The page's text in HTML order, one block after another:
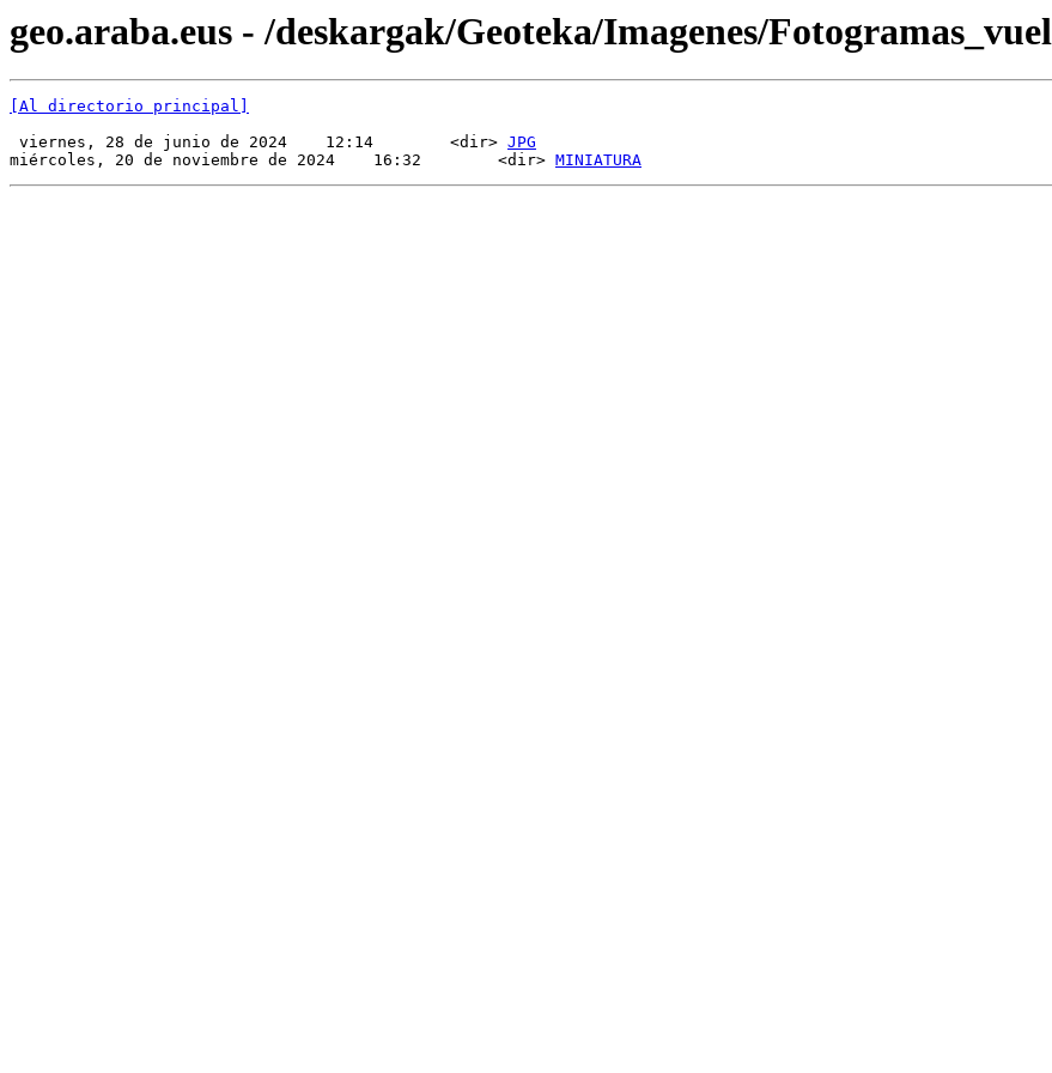
geo.araba.eus - /deskargak/Geoteka/Imagenes/
[Al directorio principal]
viernes, 28 de junio de 2024    12:14        <dir> JPG
miércoles, 20 de noviembre de 2024    16:32        <dir> MINIATURA